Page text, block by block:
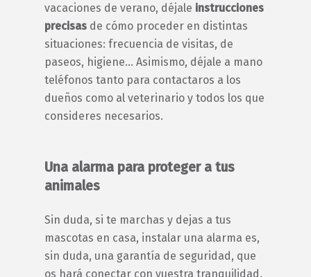
vacaciones de verano, déjale instrucciones
precisas de cómo proceder en distintas
situaciones: frecuencia de visitas, de
paseos, higiene… Asimismo, déjale a mano
teléfonos tanto para contactaros a los
dueños como al veterinario y todos los que
consideres necesarios.
Una alarma para proteger a tus
animales
Sin duda, si te marchas y dejas a tus
mascotas en casa, instalar una alarma es,
sin duda, una garantía de seguridad, que
os hará conectar con vuestra tranquilidad.